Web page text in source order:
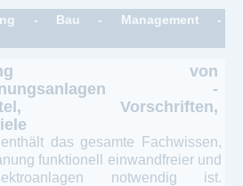
- Bau - Management -
von
-
Vorschriften,
das gesamte Fachwissen,
funktionell einwandfreier und
notwendig ist.